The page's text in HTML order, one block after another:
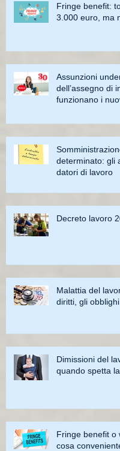
Fringe benefit:
3.000 euro, ma
Assunzioni
dell’assegno di
funzionano i
determinato: gli
datori di lavoro
Decreto lavoro
Malattia del
diritti, gli
Dimissioni del
quando spetta
Fringe benefit o
cosa